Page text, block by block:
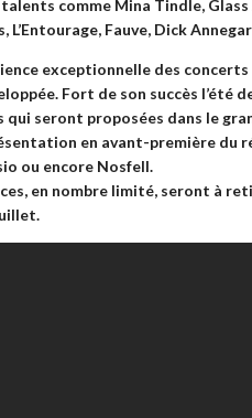
talents comme Mina Tindle,
L’Entourage, Fauve, Dick
exceptionnelle des
Fort de son succès l’été
qui seront proposées dans le
en avant-première du
ou encore Nosfell.
en nombre limité, seront à